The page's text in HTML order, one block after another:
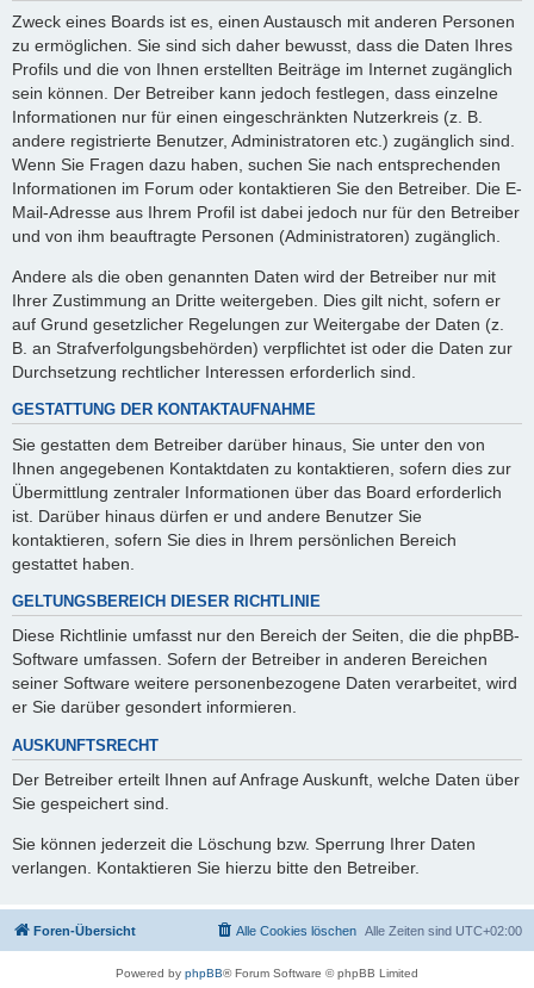
Zweck eines Boards ist es, einen Austausch mit anderen Personen
zu ermöglichen. Sie sind sich daher bewusst, dass die Daten Ihres
Profils und die von Ihnen erstellten Beiträge im Internet zugänglich
sein können. Der Betreiber kann jedoch festlegen, dass einzelne
Informationen nur für einen eingeschränkten Nutzerkreis (z. B.
andere registrierte Benutzer, Administratoren etc.) zugänglich sind.
Wenn Sie Fragen dazu haben, suchen Sie nach entsprechenden
Informationen im Forum oder kontaktieren Sie den Betreiber. Die E-
Mail-Adresse aus Ihrem Profil ist dabei jedoch nur für den Betreiber
und von ihm beauftragte Personen (Administratoren) zugänglich.
Andere als die oben genannten Daten wird der Betreiber nur mit
Ihrer Zustimmung an Dritte weitergeben. Dies gilt nicht, sofern er
auf Grund gesetzlicher Regelungen zur Weitergabe der Daten (z.
B. an Strafverfolgungsbehörden) verpflichtet ist oder die Daten zur
Durchsetzung rechtlicher Interessen erforderlich sind.
GESTATTUNG DER KONTAKTAUFNAHME
Sie gestatten dem Betreiber darüber hinaus, Sie unter den von
Ihnen angegebenen Kontaktdaten zu kontaktieren, sofern dies zur
Übermittlung zentraler Informationen über das Board erforderlich
ist. Darüber hinaus dürfen er und andere Benutzer Sie
kontaktieren, sofern Sie dies in Ihrem persönlichen Bereich
gestattet haben.
GELTUNGSBEREICH DIESER RICHTLINIE
Diese Richtlinie umfasst nur den Bereich der Seiten, die die phpBB-
Software umfassen. Sofern der Betreiber in anderen Bereichen
seiner Software weitere personenbezogene Daten verarbeitet, wird
er Sie darüber gesondert informieren.
AUSKUNFTSRECHT
Der Betreiber erteilt Ihnen auf Anfrage Auskunft, welche Daten über
Sie gespeichert sind.
Sie können jederzeit die Löschung bzw. Sperrung Ihrer Daten
verlangen. Kontaktieren Sie hierzu bitte den Betreiber.
Foren-Übersicht Alle Zeiten sind UTC+02:00
Alle Cookies löschen
Powered by phpBB® Forum Software © phpBB Limited